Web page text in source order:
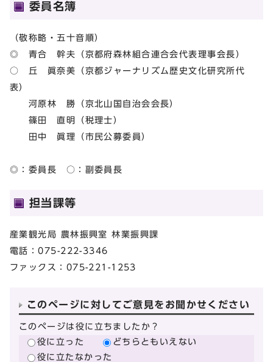
委員名簿
（敬称略・五十音順）
◎ 青合 幹夫（京都府森林組合連合会代表理事会長）
○ 丘 眞奈美（京都ジャーナリズム歴史文化研究所代
表）
河原林 勝（京北山国自治会会長）
篠田 直明（税理士）
田中 眞理（市民公募委員）
◎：委員長 ○：副委員長
担当課等
産業観光局 農林振興室 林業振興課
電話：075-222-3346
ファックス：075-221-1253
このページに対してご意見をお聞かせください
このページは役に立ちましたか？
役に立った
どちらともいえない
役に立たなかった